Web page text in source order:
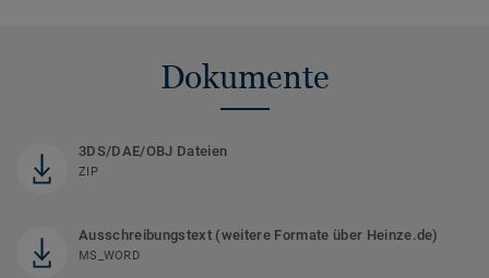
Dokumente
3DS/DAE/OBJ Dateien
ZIP
Ausschreibungstext (weitere Formate über Heinze.de)
MS_WORD